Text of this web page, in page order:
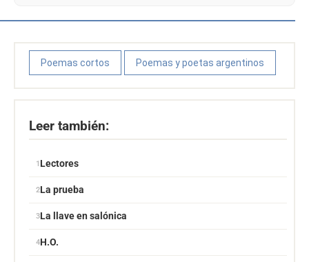
Poemas cortos Poemas y poetas argentinos
Leer también:
Lectores
La prueba
La llave en salónica
H.O.